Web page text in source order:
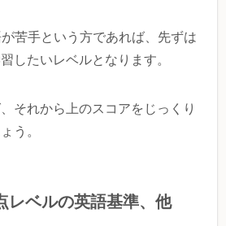
苦手という方であれば、先ずは
したいレベルとなります。
それから上のスコアをじっくり
う。
レベルの英語基準、他